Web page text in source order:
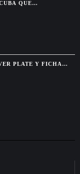
QUE
PLATE Y FICHA